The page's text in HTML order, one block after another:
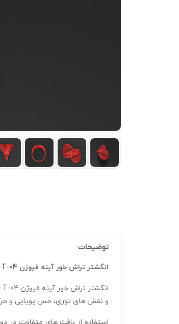
توضیحات
انگشتر تراش خور آینه فیوژن R-T-04
و نقش‌ های توری، حس پویایی و